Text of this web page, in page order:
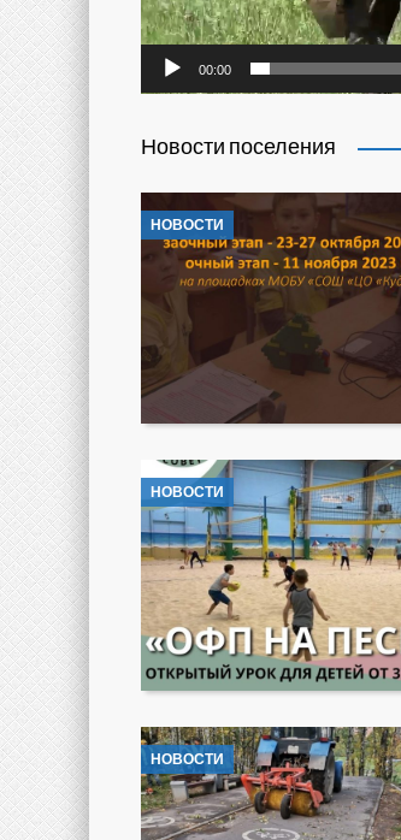
00:00
Новости поселения
НОВОСТИ
НОВОСТИ
НОВОСТИ